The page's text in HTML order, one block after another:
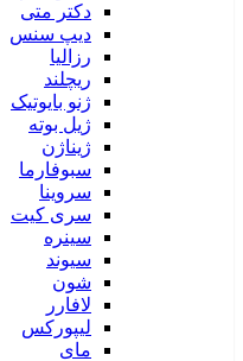
دکتر متی
دیپ سنس
رزالیا
ریچلند
ژنو بایوتیک
ژیل بوته
ژیناژن
سبوفارما
سروینا
سری کیت
سینره
سیوند
شون
لافارر
لیپورکس
مای